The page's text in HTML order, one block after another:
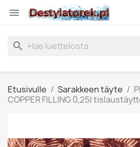

search
Etusivulle Sarakkeen täyte
COPPER FILLING 0,25l